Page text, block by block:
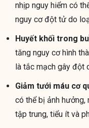
nhịp nguy hiểm có
nguy cơ đột tử do
Huyết khối trong
tăng nguy cơ hình
là tắc mạch gây đột
Giảm tưới máu cơ
có thể bị ảnh
tập trung, tiểu ít và